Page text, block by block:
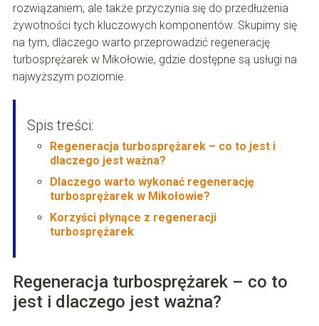
rozwiązaniem, ale także przyczynia się do przedłużenia
żywotności tych kluczowych komponentów. Skupimy się
na tym, dlaczego warto przeprowadzić regenerację
turbosprężarek w Mikołowie, gdzie dostępne są usługi na
najwyższym poziomie.
Spis treści:
Regeneracja turbosprężarek – co to jest i
dlaczego jest ważna?
Dlaczego warto wykonać regenerację
turbosprężarek w Mikołowie?
Korzyści płynące z regeneracji
turbosprężarek
Regeneracja turbosprężarek – co to
jest i dlaczego jest ważna?